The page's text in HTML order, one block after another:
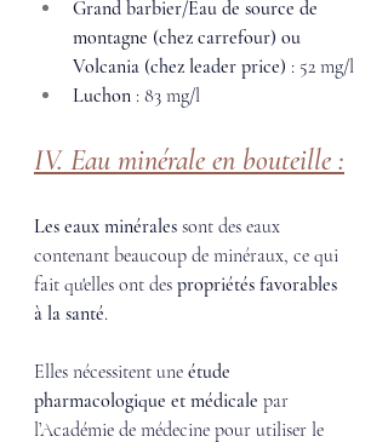
Grand barbier/Eau de source de
montagne (chez carrefour) ou
Volcania (chez leader price) : 52 mg/l
Luchon : 83 mg/l
IV. Eau minérale en bouteille :
Les eaux minérales sont des eaux
contenant beaucoup de minéraux, ce qui
fait qu'elles ont des propriétés favorables
à la santé.
Elles nécessitent une étude
pharmacologique et médicale par
l’Académie de médecine pour utiliser le